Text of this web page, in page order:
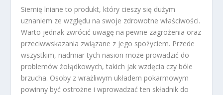
Siemię lniane to produkt, który cieszy się dużym
uznaniem ze względu na swoje zdrowotne właściwości.
Warto jednak zwrócić uwagę na pewne zagrożenia oraz
przeciwwskazania związane z jego spożyciem. Przede
wszystkim, nadmiar tych nasion może prowadzić do
problemów żołądkowych, takich jak wzdęcia czy bóle
brzucha. Osoby z wrażliwym układem pokarmowym
powinny być ostrożne i wprowadzać ten składnik do